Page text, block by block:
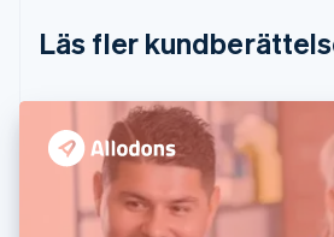
Läs fler
English
Finland
EnglishSvenska
Frankrike
FrançaisEnglish
Förenade Arabemiraten